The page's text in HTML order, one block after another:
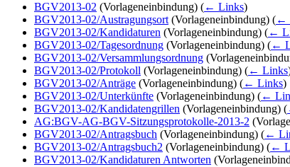
BGV2013-02 (Vorlageneinbindung) (← Links)
BGV2013-02/Austragungsort (Vorlageneinbindung) (←
BGV2013-02/Kandidaturen (Vorlageneinbindung) (←
BGV2013-02/Tagesordnung (Vorlageneinbindung) (←
BGV2013-02/Versammlungsordnung
BGV2013-02/Protokoll (Vorlageneinbindung) (← Links
BGV2013-02/Anträge (Vorlageneinbindung) (← Links)
BGV2013-02/Unterkünfte (Vorlageneinbindung) (←
BGV2013-02/Kandidatengrillen (Vorlageneinbindung) (
AG:BGV-AG-BGV-Sitzungsprotokolle-2013-2
BGV2013-02/Antragsbuch (Vorlageneinbindung) (←
BGV2013-02/Antragsbuch2 (Vorlageneinbindung) (←
BGV2013-02/Kandidaturen Antworten